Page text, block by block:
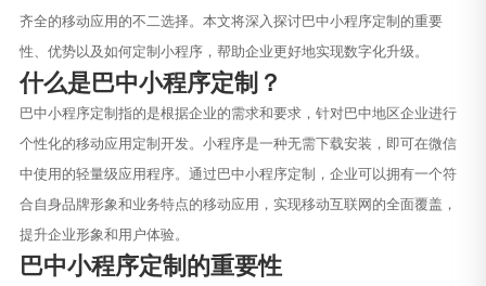
齐全的移动应用的不二选择。本文将深入探讨巴中小程序定制的重要
性、优势以及如何定制小程序，帮助企业更好地实现数字化升级。
什么是巴中小程序定制？
巴中小程序定制指的是根据企业的需求和要求，针对巴中地区企业进行
个性化的移动应用定制开发。小程序是一种无需下载安装，即可在微信
中使用的轻量级应用程序。通过巴中小程序定制，企业可以拥有一个符
合自身品牌形象和业务特点的移动应用，实现移动互联网的全面覆盖，
提升企业形象和用户体验。
巴中小程序定制的重要性